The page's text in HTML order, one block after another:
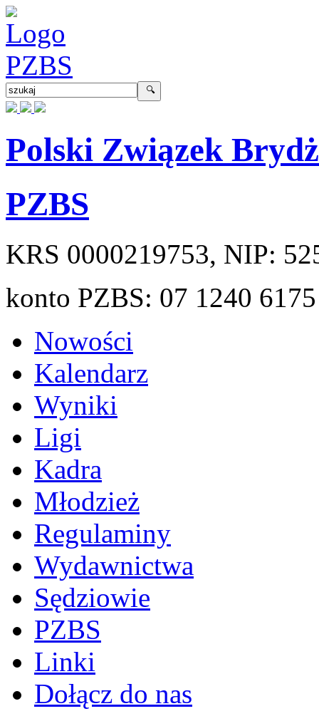
Polski Związek
PZBS
KRS 0000219753, NIP:
konto PZBS: 07 1240
Nowości
Kalendarz
Wyniki
Ligi
Kadra
Młodzież
Regulaminy
Wydawnictwa
Sędziowie
PZBS
Linki
Dołącz do nas